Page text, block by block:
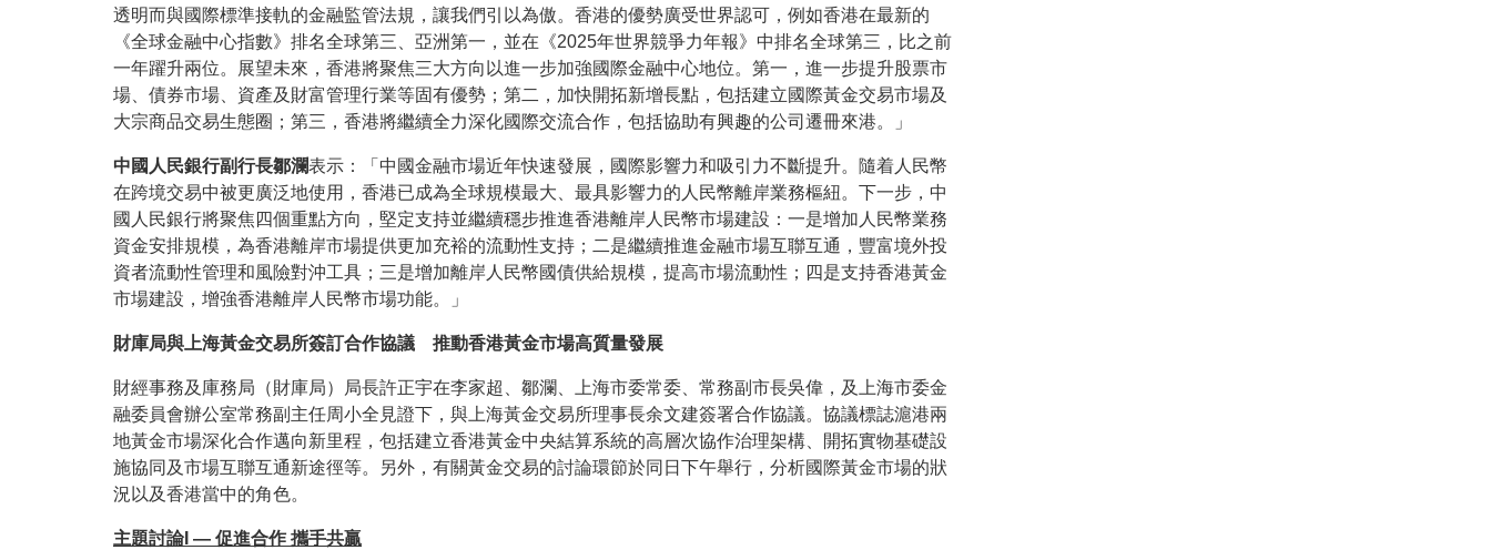
透明而與國際標準接軌的金融監管法規，讓我們引以為傲。香港的優勢廣受世界認可，例如香港在最新的
《全球金融中心指數》排名全球第三、亞洲第一，並在《2025年世界競爭力年報》中排名全球第三，比之前
一年躍升兩位。展望未來，香港將聚焦三大方向以進一步加強國際金融中心地位。第一，進一步提升股票市
場、債券市場、資產及財富管理行業等固有優勢；第二，加快開拓新增長點，包括建立國際黃金交易市場及
大宗商品交易生態圈；第三，香港將繼續全力深化國際交流合作，包括協助有興趣的公司遷冊來港。
」
中國人民銀行副行長鄒瀾表示：「中國金融市場近年快速發展，國際影響力和吸引力不斷提升。隨着人民幣
在跨境交易中被更廣泛地使用，香港已成為全球規模最大、最具影響力的人民幣離岸業務樞紐。下一步，中
國人民銀行將聚焦四個重點方向，堅定支持並繼續穩步推進香港離岸人民幣市場建設：一是增加人民幣業務
資金安排規模，為香港離岸市場提供更加充裕的流動性支持；二是繼續推進金融市場互聯互通，豐富境外投
資者流動性管理和風險對沖工具；三是增加離岸人民幣國債供給規模，提高市場流動性；四是支持香港黃金
市場建設，增強香港離岸人民幣市場功能。」
財庫局與上海黃金交易所簽訂合作協議 推動香港黃金市場高質量發展
財經事務及庫務局（財庫局）局長許正宇在李家超、鄒瀾、上海市委常委、常務副市長吳偉，及上海市委金
融委員會辦公室常務副主任周小全見證下，與上海黃金交易所理事長余文建簽署合作協議。協議標誌滬港兩
地黃金市場深化合作邁向新里程，包括建立香港黃金中央結算系統的高層次協作治理架構、開拓實物基礎設
施協同及市場互聯互通新途徑等。另外，有關黃金交易的討論環節於同日下午舉行，分析國際黃金市場的狀
況以及香港當中的角色。
主題討論I — 促進合作 攜手共贏